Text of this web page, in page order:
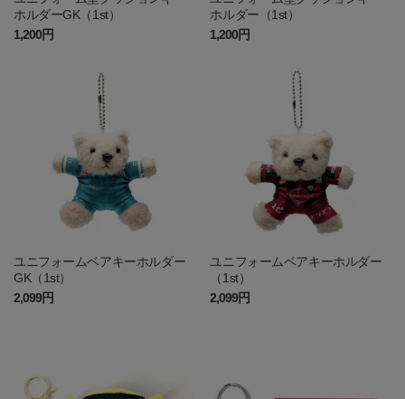
ホルダーGK（1st）
1,200円
ホルダー（1st）
1,200円
ユニフォームベアキーホルダー
GK（1st）
2,099円
ユニフォームベアキーホルダー
（1st）
2,099円